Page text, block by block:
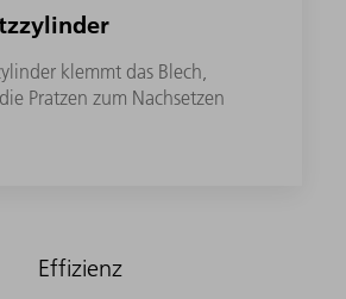
klemmt das Blech,
Pratzen zum Nachsetzen
Effizienz